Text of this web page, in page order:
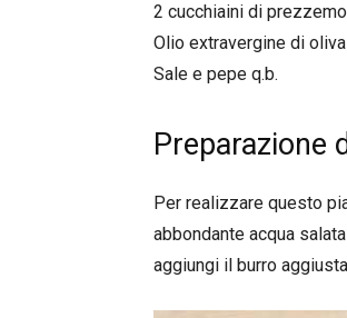
2 cucchiaini di
Olio extravergine di oliva
Sale e pepe q.b.
Preparazione
Per realizzare questo
abbondante acqua
aggiungi il burro